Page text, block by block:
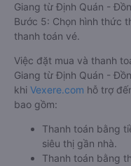
Giang từ Định Quán -
Bước 5: Chọn hình thức
thanh toán vé.
Việc đặt mua và thanh
Giang từ Định Quán -
khi Vexere.com hỗ trợ
bao gồm:
Thanh toán bằng
siêu thị gần nhà.
Thanh toán bằng